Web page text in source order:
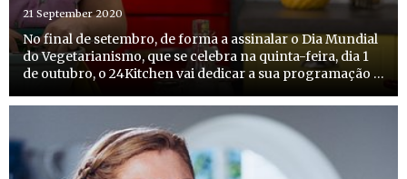
21 September 2020
No final de setembro, de forma a assinalar o Dia Mundial
do Vegetarianismo, que se celebra na quinta-feira, dia 1
de outubro, o 24Kitchen vai dedicar a sua programação a